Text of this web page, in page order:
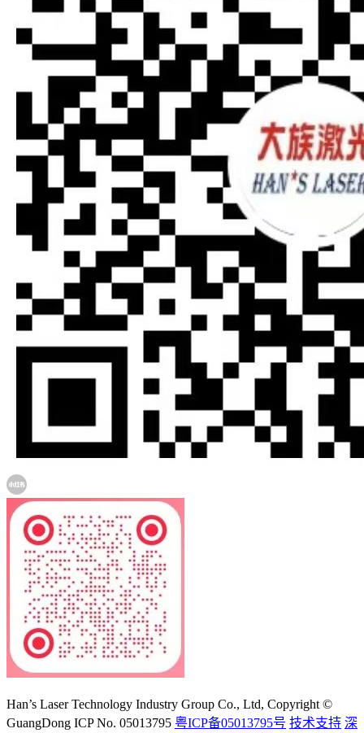
Han’s Laser Technology Industry Group Co., Ltd, Copyright ©
GuangDong ICP No. 05013795 粤ICP备05013795号 技术支持 深